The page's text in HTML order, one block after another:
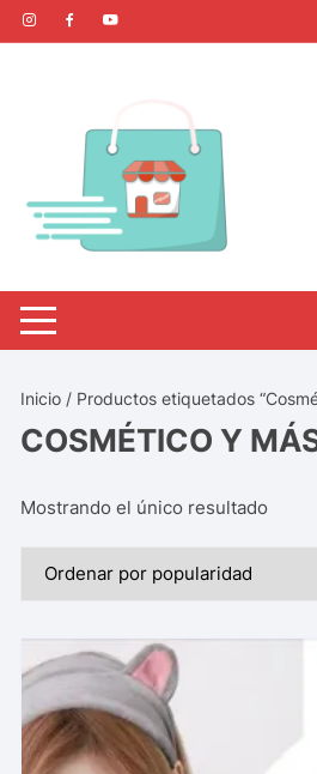
Inicio / Productos etiquetados
COSMÉTICO Y
Mostrando el único resultado